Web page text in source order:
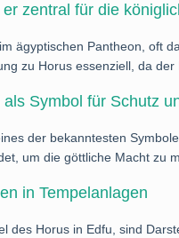
zentral für die
ägyptischen Pantheon, oft
zu Horus essenziell, da
Symbol für Schutz
der bekanntesten
um die göttliche Macht zu
in Tempelanlagen
des Horus in Edfu, sind